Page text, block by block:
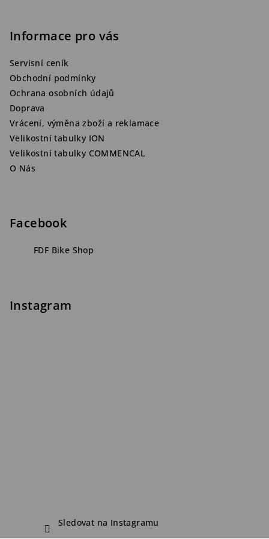
Informace pro vás
Servisní ceník
Obchodní podmínky
Ochrana osobních údajů
Doprava
Vrácení, výměna zboží a reklamace
Velikostní tabulky ION
Velikostní tabulky COMMENCAL
O Nás
Facebook
FDF Bike Shop
Instagram
Sledovat na Instagramu